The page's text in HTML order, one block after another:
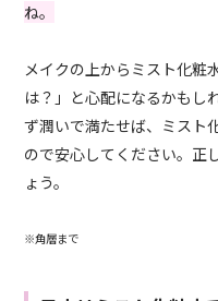
ね。
メイクの上からミスト化粧
は？」と心配になるかも
ず潤いで満たせば、ミスト
ので安心してください。正
ょう。
※角層まで